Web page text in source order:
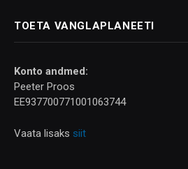
TOETA VANGLAPLANEETI
Konto andmed:
Peeter Proos
EE937700771001063744
Vaata lisaks siit